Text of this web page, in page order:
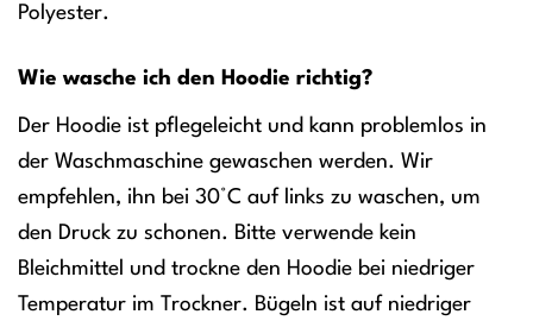
Polyester.
Wie wasche ich den Hoodie richtig?
Der Hoodie ist pflegeleicht und kann problemlos in
der Waschmaschine gewaschen werden. Wir
empfehlen, ihn bei 30°C auf links zu waschen, um
den Druck zu schonen. Bitte verwende kein
Bleichmittel und trockne den Hoodie bei niedriger
Temperatur im Trockner. Bügeln ist auf niedriger